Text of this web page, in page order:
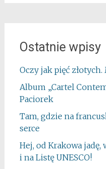
Ostatnie wpisy
Oczy jak pięć
Album „Cartel
Paciorek
Tam, gdzie na
serce
Hej, od Krakowa
i na Listę UNESCO!